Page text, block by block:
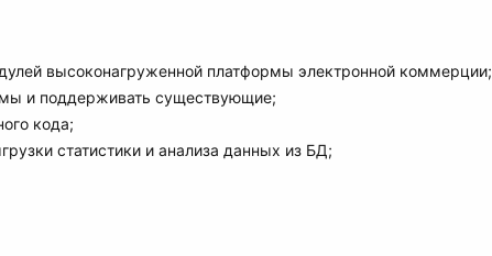
высоконагруженной платформы электронной коммерции;
и поддерживать существующие;
кода;
статистики и анализа данных из БД;